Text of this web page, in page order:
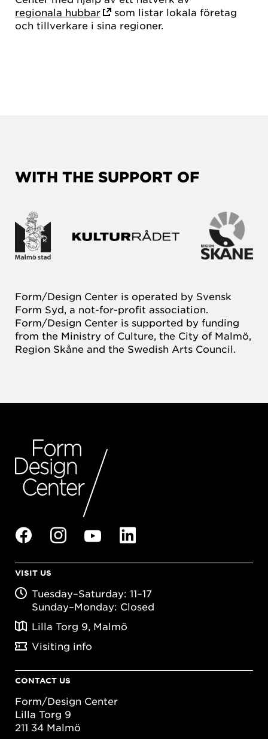
regionala hubbar
som listar lokala företag
och tillverkare i sina regioner.
WITH THE SUPPORT OF
Form/Design Center is operated by Svensk
Form Syd, a not-for-profit association.
Form/Design Center is supported by funding
from the Ministry of Culture, the City of Malmö,
Region Skåne and the Swedish Arts Council.
VISIT US
Tuesday–Saturday: 11–17
Sunday–Monday: Closed
Lilla Torg 9, Malmö
Visiting info
CONTACT US
Form/Design Center
Lilla Torg 9
211 34 Malmö